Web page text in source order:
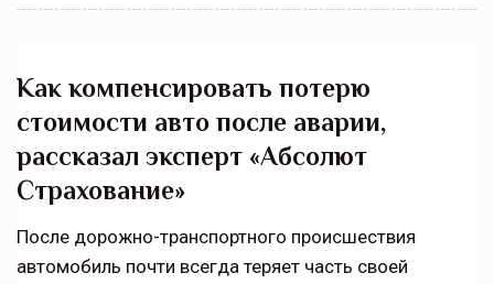
Как компенсировать потерю
стоимости авто после аварии,
рассказал эксперт «Абсолют
Страхование»
После дорожно-транспортного происшествия
автомобиль почти всегда теряет часть своей